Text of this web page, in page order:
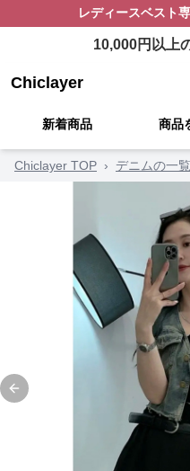
レディースベスト
10,000円以上
Chiclayer
新着商品 商品
Chiclayer TOP › デニムの一覧
Previous slide